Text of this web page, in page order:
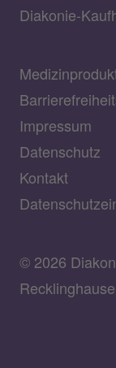
Diakonie-
Impressum
Datenschutz
Kontakt
© 2026